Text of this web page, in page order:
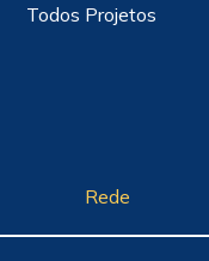
Todos Projetos
Rede